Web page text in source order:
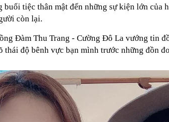
buổi tiệc thân mật đến những sự kiện lớn của
còn lại.
Đàm Thu Trang - Cường Đô La vướng tin
thái độ bênh vực bạn mình trước những đồn